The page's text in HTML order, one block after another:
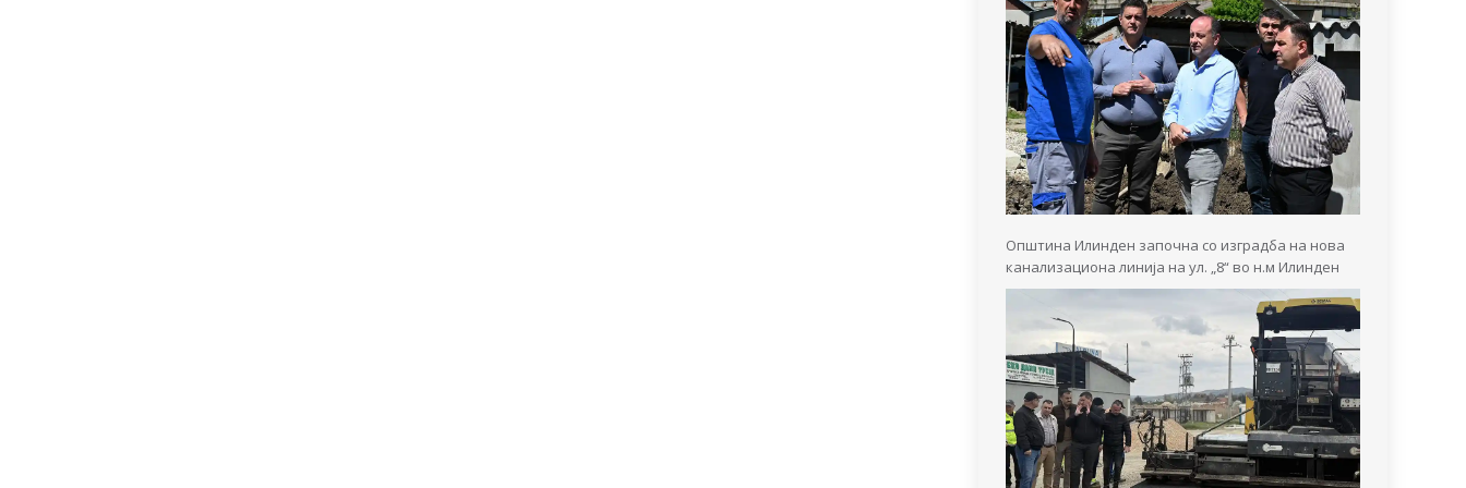
Општина Илинден започна со изградба на нова
канализациона линија на ул. „8“ во н.м Илинден